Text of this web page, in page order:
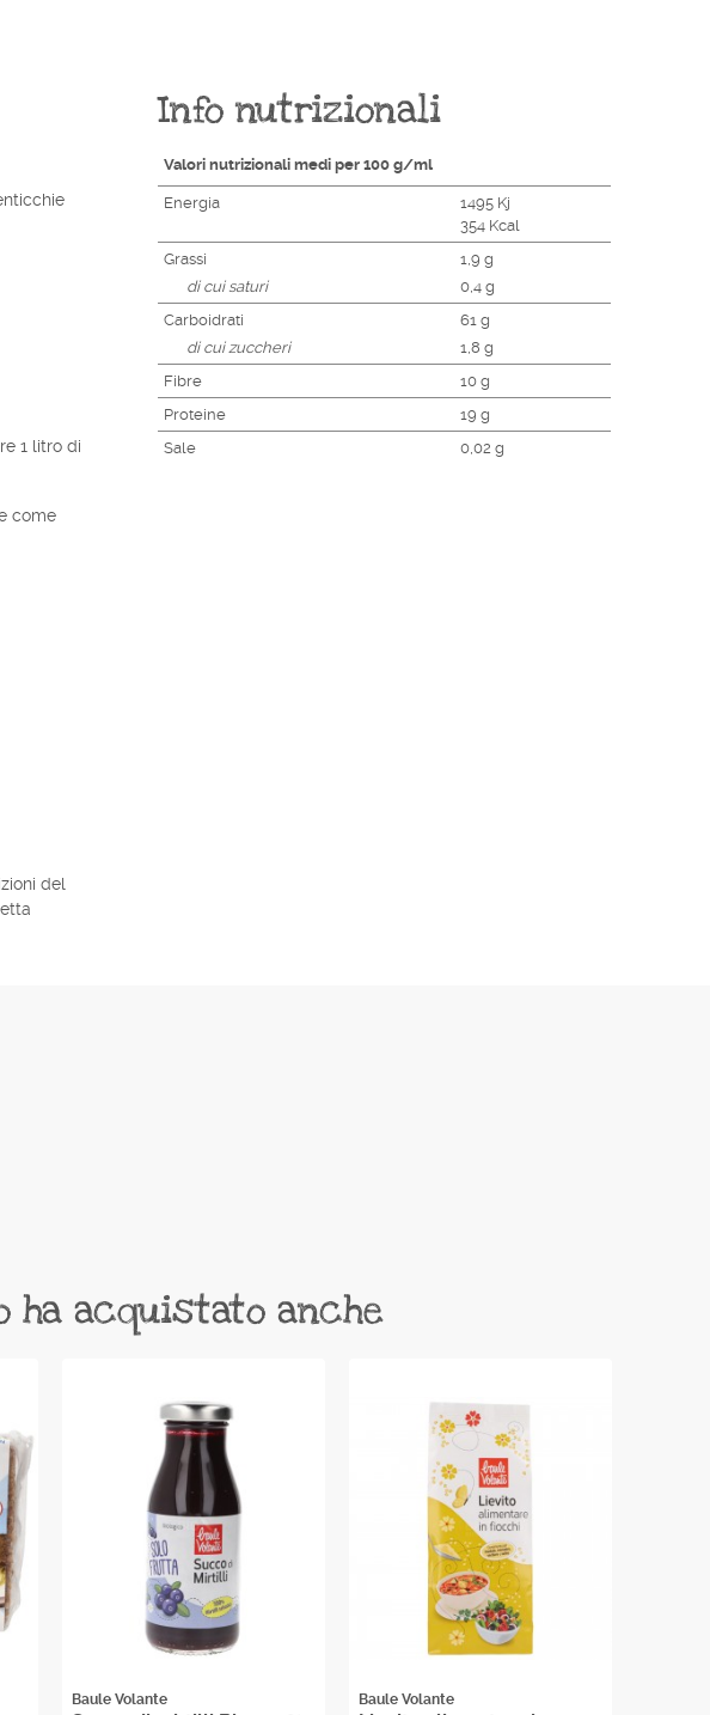
1 litro di
come
del
Info nutrizionali
Valori nutrizionali medi per 100 g/ml
Energia
1495 Kj
354 Kcal
Grassi
1,9 g
di cui saturi
0,4 g
Carboidrati
61 g
di cui zuccheri
1,8 g
Fibre
10 g
Proteine
19 g
Sale
0,02 g
ha acquistato anche
Baule Volante Baule Volante